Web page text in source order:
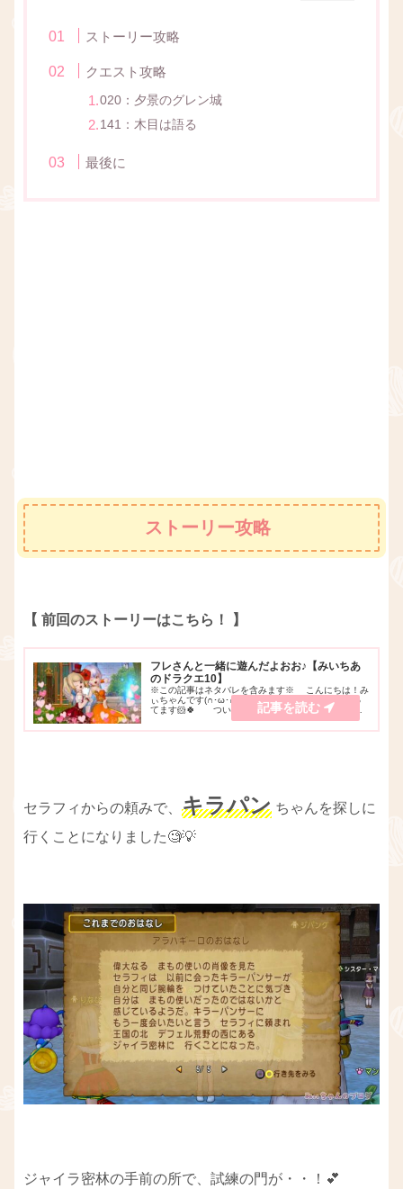
ストーリー攻略
クエスト攻略
020：夕景のグレン城
141：木目は語る
最後に
ストーリー攻略
【 前回のストーリーはこちら！ 】
フレさんと一緒に遊んだよおお♪【みいちあ
のドラクエ10】
※この記事はネタバレを含みます※ こんにちは！み
ぃちゃんです(∩･ω･∩)♪YouTubeでゲーム実況をやっ
てます🐹🍀 ついこの間、フレの ・リコ・ さんと
一緒に、福の神の持ち寄り周回をしてきました！
💡 動画も急遽撮影して、想い出に形...
セラフィからの頼みで、 キラパン ちゃんを探しに
行くことになりました🧐💡
ジャイラ密林の手前の所で、試練の門が・・！💕